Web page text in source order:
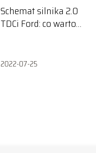
Schemat silnika 2.0
TDCi Ford: co warto
2022-07-25